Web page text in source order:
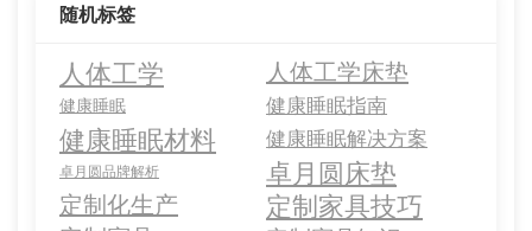
随机标签
人体工学 人体工学床垫
健康睡眠 健康睡眠指南
健康睡眠材料 健康睡眠解决方案
卓月圆品牌解析 卓月圆床垫
定制化生产 定制家具技巧